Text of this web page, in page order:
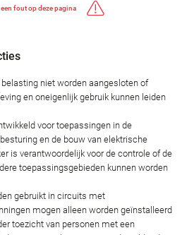
fout op deze pagina
niet worden aangesloten of
en oneigenlijk gebruik kunnen leiden
voor toepassingen in de
en de bouw van elektrische
is verantwoordelijk voor de controle of de
toepassingsgebieden kunnen worden
gebruikt in circuits met
mogen alleen worden geïnstalleerd
toezicht van personen met een